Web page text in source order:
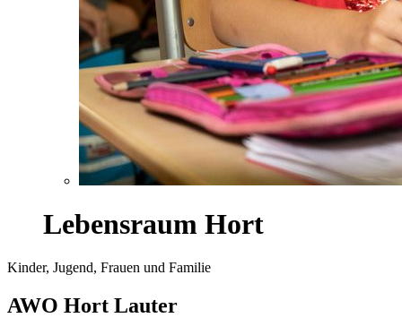
Lebensraum Hort
Kinder, Jugend, Frauen und Familie
AWO Hort Lauter